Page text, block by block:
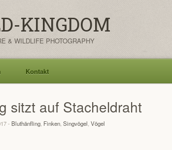
KINGDOM
& WILDLIFE PHOTOGRAPHY
Kontakt
sitzt auf Stacheldraht
- Bluthänfling Finken Singvögel Vögel